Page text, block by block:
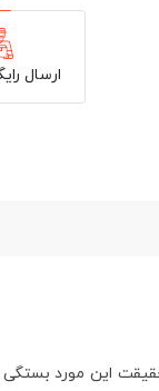
ارسال
این مورد بستگی